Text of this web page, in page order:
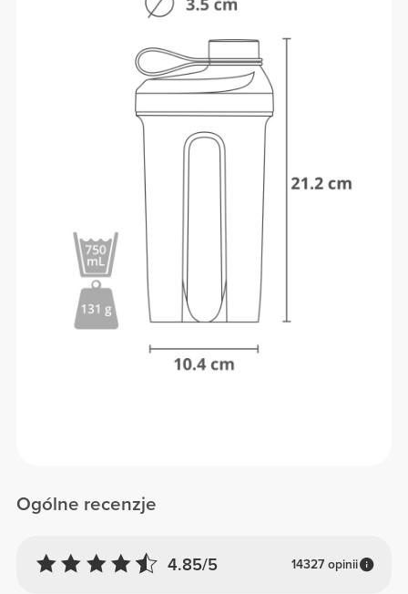
Ogólne recenzje
4.85/5 14327 opinii